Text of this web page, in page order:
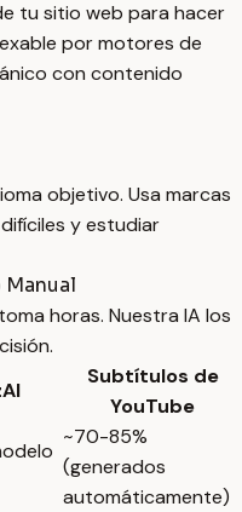
tu sitio web para hacer
por motores de
con contenido
objetivo. Usa marcas
y estudiar
horas. Nuestra IA los
Subtítulos de
YouTube
~70-85%
(generados
automáticamente)